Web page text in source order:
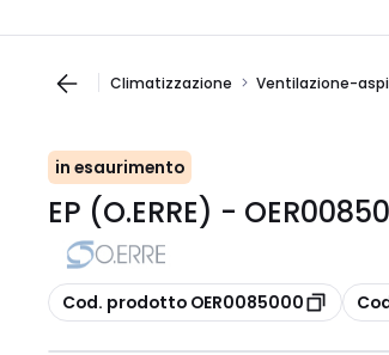
Climatizzazione Ventilazione-
in esaurimento
EP (O.ERRE) -
copia
Cod. prodotto OER0085000 copia